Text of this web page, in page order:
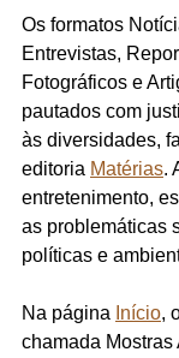
Os formatos
Entrevistas,
Fotográficos e
pautados com
às diversidades,
editoria Matérias.
entretenimento,
as problemáticas
políticas e
Na página Início,
chamada